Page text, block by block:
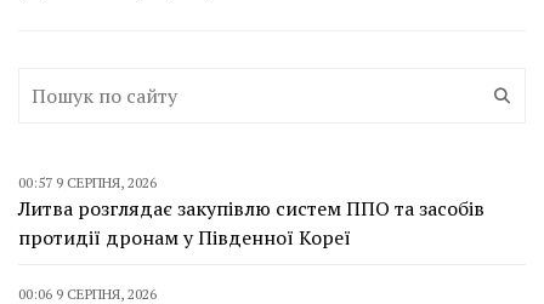
00:57 9 СЕРПНЯ, 2026
Литва розглядає закупівлю систем ППО та засобів
протидії дронам у Південної Кореї
00:06 9 СЕРПНЯ, 2026